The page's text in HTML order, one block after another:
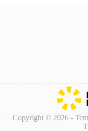
Copyright © 2026 -